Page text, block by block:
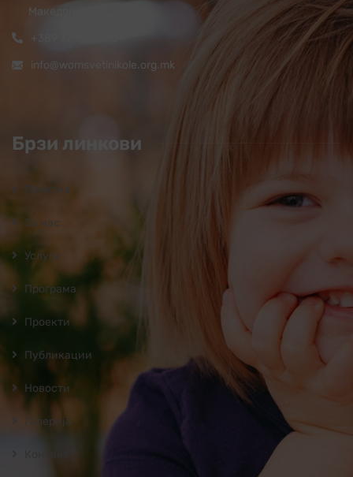
Македонија
info@womsvetinikole.org.mk
Брзи линкови
Почетна
За нас
Услуги
Програмa
Проекти
Публикации
Новости
Галерија